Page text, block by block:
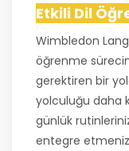
Etkili Dil
Wimbledon
öğrenme
gerektiren bir
yolculuğu daha
günlük
entegre